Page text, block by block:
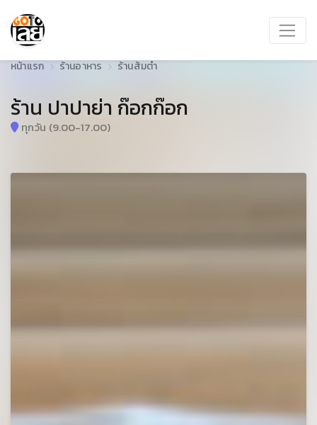
หน้าแรก ร้านอาหาร ร้านส้มตำ
ร้าน ปาปาย่า ก๊อกก๊อก
ทุกวัน (9.00-17.00)